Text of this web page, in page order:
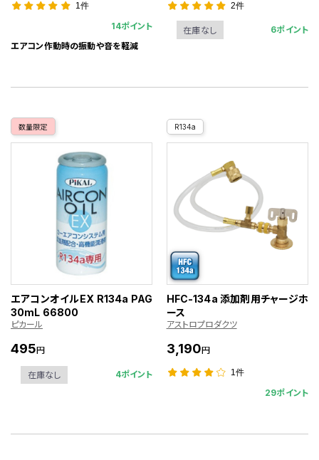
1件
14ポイント
エアコン作動時の振動や音を軽減
2件
在庫なし 6ポイント
数量限定
エアコンオイルEX R134a PAG
30mL 66800
ピカール
495円
在庫なし 4ポイント
R134a
HFC-134a 添加剤用チャージホ
ース
アストロプロダクツ
3,190円
1件
29ポイント